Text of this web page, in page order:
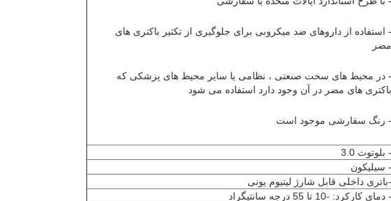
- استفاده از داروهای ضد میکروبی برای جلوگیری از تکثیر باکتری های
مضر
- در محیط های سخت صنعتی ، نظامی یا سایر محیط های پزشکی که
باکتری های مضر در آن وجود دارد استفاده می شود
- رنگ سفارشی موجود است
- بلوتوث 3.0
- سیلیکون
-باتری داخلی قابل شارژ لیتیوم یونی
- دمای کارکرد: -10 تا 55 درجه سانتیگراد